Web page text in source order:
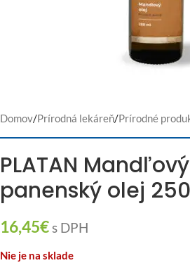
Domov/Prírodná lekáreň/Prírodné
PLATAN
panenský olej
16,45€s DPH
Nie je na sklade